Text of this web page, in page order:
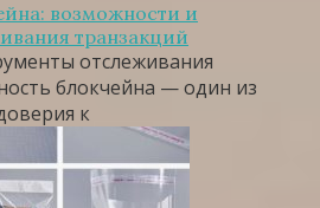
возможности и
транзакций
отслеживания
блокчейна — один из
к